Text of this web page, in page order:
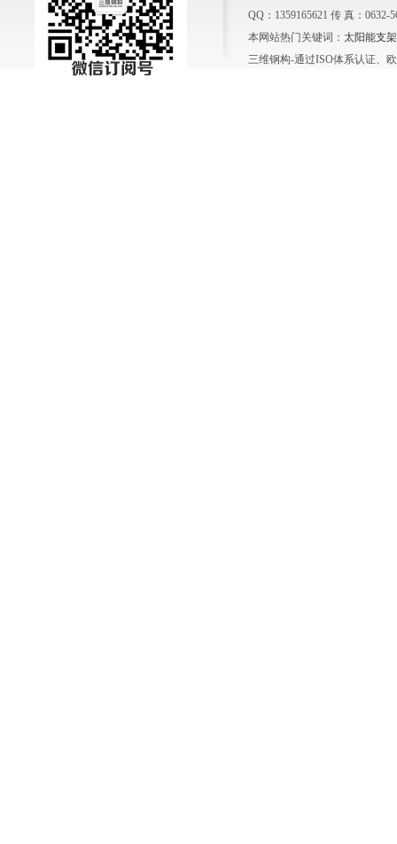
QQ：1359165621 传 真：0632-
本网站热门关键词： 太阳能支架
三维钢构-通过ISO体系认证、